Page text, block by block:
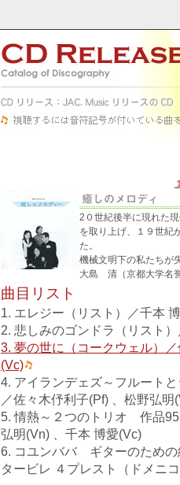
2０世紀後半に現れた
を取り上げ、１９世紀
た。
機械文明下の私たちが
大島 清（京都大学名
曲目リスト
1. エレジー（リスト）／千本
2. 悲しみのゴンドラ（リスト
3. 夢の世に（コークウェル）
(Vc)
4. アイランデェズ～フルート
／佐々木伃利子(Pf) 、松野弘
5. 情熱～２つのトリオ 作品
弘明(Vn) 、千本 博愛(Vc)
6. コユンババ ギターのため
タービレ ４プレスト（ドメニ